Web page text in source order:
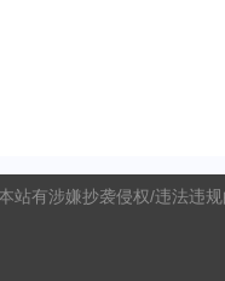
站有涉嫌抄袭侵权/违法违